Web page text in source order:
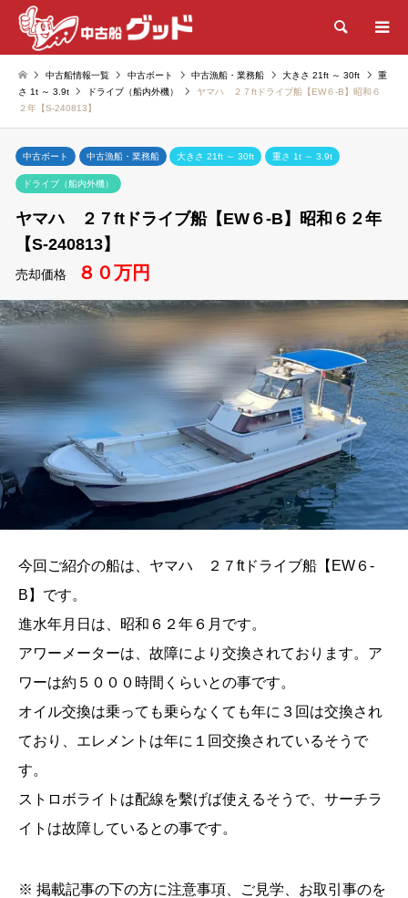
検索
中古船情報一覧 中古ボート 中古漁船・業務船 大きさ 21ft ～ 30ft
重
さ 1t ～ 3.9t
ドライブ（船内外機）
ヤマハ ２７ftドライブ船【EW６-B】昭和６
２年【S-240813】
中古ボート 中古漁船・業務船 大きさ 21ft ～ 30ft 重さ 1t ～ 3.9t
ドライブ（船内外機）
ヤマハ ２７ftドライブ船【EW６-B】昭和６２年
【S-240813】
売却価格 ８０万円
今回ご紹介の船は、ヤマハ ２７ftドライブ船【EW６-
B】です。
進水年月日は、昭和６２年６月です。
アワーメーターは、故障により交換されております。ア
ワーは約５０００時間くらいとの事です。
オイル交換は乗っても乗らなくても年に３回は交換され
ており、エレメントは年に１回交換されているそうで
す。
ストロボライトは配線を繫げば使えるそうで、サーチラ
イトは故障しているとの事です。
※ 掲載記事の下の方に注意事項、ご見学、お取引事のを